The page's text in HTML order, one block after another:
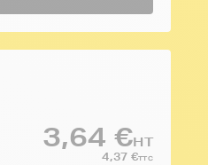
3,64 €HT
4,37 €TTC